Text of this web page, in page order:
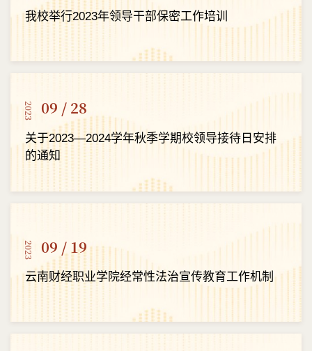
我校举行2023年领导干部保密工作培训
2023 09 / 28
关于2023—2024学年秋季学期校领导接待日安排
的通知
2023 09 / 19
云南财经职业学院经常性法治宣传教育工作机制